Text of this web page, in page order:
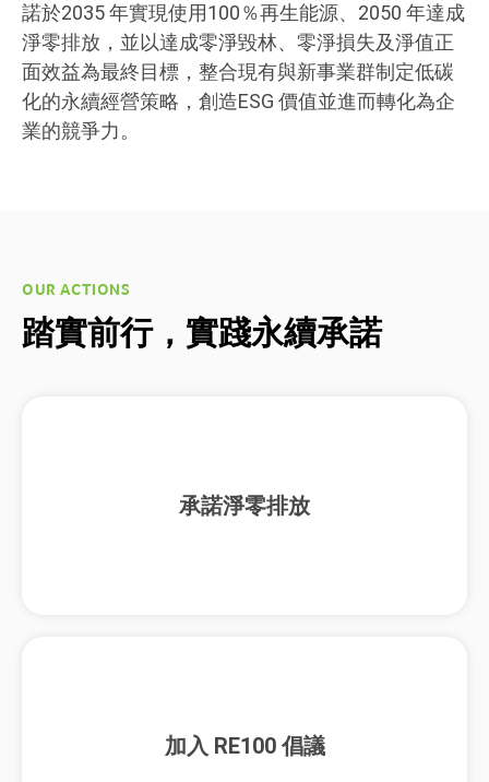
諾於2035 年實現使用100％再生能源、2050 年達成
淨零排放，並以達成零淨毀林、零淨損失及淨值正
面效益為最終目標，整合現有與新事業群制定低碳
化的永續經營策略，創造ESG 價值並進而轉化為企
業的競爭力。
OUR ACTIONS
踏實前行，實踐永續承諾
承諾淨零排放
加入 RE100 倡議